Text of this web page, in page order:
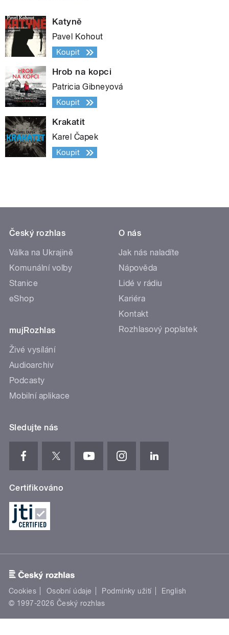
Katyně
Pavel Kohout
Koupit
Hrob na kopci
Patricia Gibneyová
Koupit
Krakatit
Karel Čapek
Koupit
Český rozhlas
Válka na Ukrajině
Komunální volby
Stanice
eShop
mujRozhlas
Živé vysílání
Audioarchiv
Podcasty
Mobilní aplikace
O nás
Jak nás naladíte
Nápověda
Lidé v rádiu
Kariéra
Kontakt
Rozhlasový poplatek
Sledujte nás
Certifikováno
Cookies Osobní údaje Podmínky užití
English
© 1997-2026 Český rozhlas